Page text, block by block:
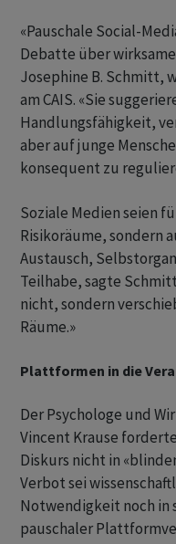
«Pauschale Social-
Debatte über
Josephine B. Schmitt,
am CAIS. «Sie
Handlungsfähigkeit,
aber auf junge
konsequent zu
Soziale Medien seien
Risikoräume, sondern
Austausch,
Teilhabe, sagte
nicht, sondern
Räume.»
Plattformen in die
Der Psychologe und
Vincent Krause
Diskurs nicht in
Verbot sei
Notwendigkeit noch
pauschaler